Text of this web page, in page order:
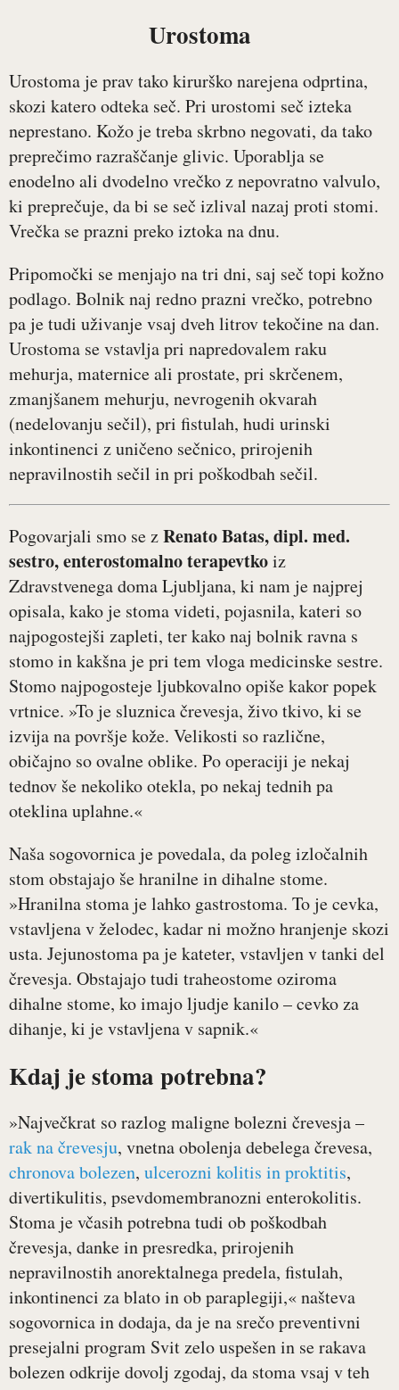
Urostoma
Urostoma je prav tako kirurško narejena odprtina,
skozi katero odteka seč. Pri urostomi seč izteka
neprestano. Kožo je treba skrbno negovati, da tako
preprečimo razraščanje glivic. Uporablja se
enodelno ali dvodelno vrečko z nepovratno valvulo,
ki preprečuje, da bi se seč izlival nazaj proti stomi.
Vrečka se prazni preko iztoka na dnu.
Pripomočki se menjajo na tri dni, saj seč topi kožno
podlago. Bolnik naj redno prazni vrečko, potrebno
pa je tudi uživanje vsaj dveh litrov tekočine na dan.
Urostoma se vstavlja pri napredovalem raku
mehurja, maternice ali prostate, pri skrčenem,
zmanjšanem mehurju, nevrogenih okvarah
(nedelovanju sečil), pri fistulah, hudi urinski
inkontinenci z uničeno sečnico, prirojenih
nepravilnostih sečil in pri poškodbah sečil.
Pogovarjali smo se zRenato Batas, dipl. med.
sestro, enterostomalno terapevtkoiz
Zdravstvenega doma Ljubljana, ki nam je najprej
opisala, kako je stoma videti, pojasnila, kateri so
najpogostejši zapleti, ter kako naj bolnik ravna s
stomo in kakšna je pri tem vloga medicinske sestre.
Stomo najpogosteje ljubkovalno opiše kakor popek
vrtnice. »To je sluznica črevesja, živo tkivo, ki se
izvija na površje kože. Velikosti so različne,
običajno so ovalne oblike. Po operaciji je nekaj
tednov še nekoliko otekla, po nekaj tednih pa
oteklina uplahne.«
Naša sogovornica je povedala, da poleg izločalnih
stom obstajajo še hranilne in dihalne stome.
»Hranilna stoma je lahko gastrostoma. To je cevka,
vstavljena v želodec, kadar ni možno hranjenje skozi
usta. Jejunostoma pa je kateter, vstavljen v tanki del
črevesja. Obstajajo tudi traheostome oziroma
dihalne stome, ko imajo ljudje kanilo – cevko za
dihanje, ki je vstavljena v sapnik.«
Kdaj je stoma potrebna?
»Največkrat so razlog maligne bolezni črevesja –
rak na črevesju, vnetna obolenja debelega črevesa,
chronova bolezen, ulcerozni kolitis in proktitis,
divertikulitis, psevdomembranozni enterokolitis.
Stoma je včasih potrebna tudi ob poškodbah
črevesja, danke in presredka, prirojenih
nepravilnostih anorektalnega predela, fistulah,
inkontinenci za blato in ob paraplegiji,« našteva
sogovornica in dodaja, da je na srečo preventivni
presejalni program Svit zelo uspešen in se rakava
bolezen odkrije dovolj zgodaj, da stoma vsaj v teh